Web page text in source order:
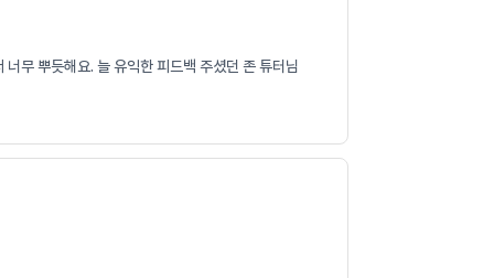
무 뿌듯해요. 늘 유익한 피드백 주셨던 존 튜터님